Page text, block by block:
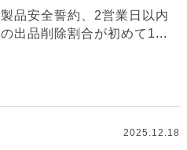
製品安全誓約、2営業日以内
の出品削除割合が初めて1...
2025.12.18